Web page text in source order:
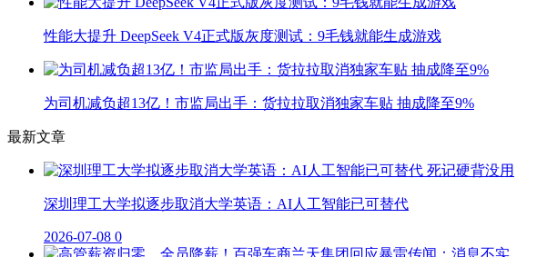
性能大提升 DeepSeek V4正式版灰度测试：9毛钱就能生成游戏
为司机减负超13亿！市监局出手：货拉拉取消独家车贴 抽成降至9%
最新文章
深圳理工大学拟逐步取消大学英语：AI人工智能已可替代
2026-07-08 0